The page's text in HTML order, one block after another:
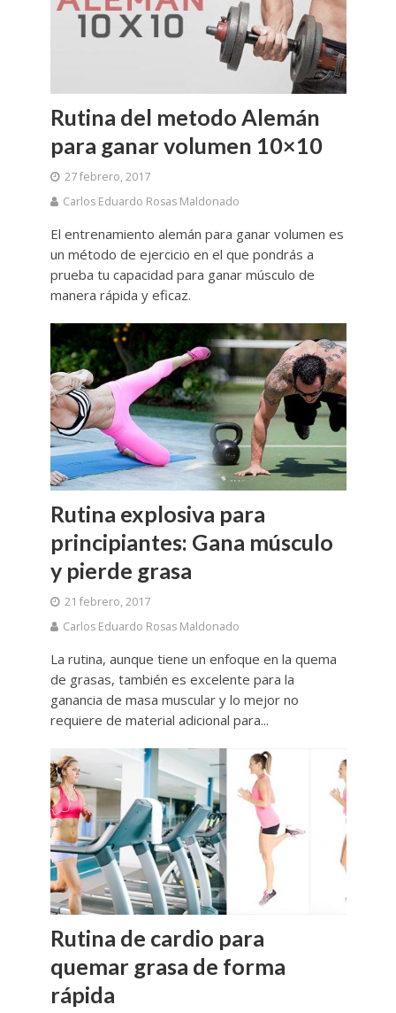
Rutina del metodo Alemán
para ganar volumen 10×10
27 febrero, 2017
Carlos Eduardo Rosas Maldonado
El entrenamiento alemán para ganar volumen es
un método de ejercicio en el que pondrás a
prueba tu capacidad para ganar músculo de
manera rápida y eficaz.
Rutina explosiva para
principiantes: Gana músculo
y pierde grasa
21 febrero, 2017
Carlos Eduardo Rosas Maldonado
La rutina, aunque tiene un enfoque en la quema
de grasas, también es excelente para la
ganancia de masa muscular y lo mejor no
requiere de material adicional para...
Rutina de cardio para
quemar grasa de forma
rápida